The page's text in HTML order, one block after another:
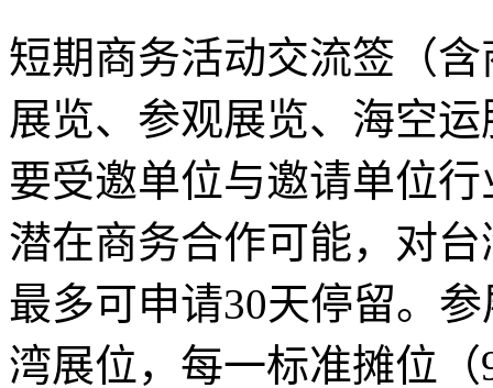
短期商务活动交流签（
展览、参观展览、海空
要受邀单位与邀请单位
潜在商务合作可能，对
最多可申请30天停留。
湾展位，每一标准摊位